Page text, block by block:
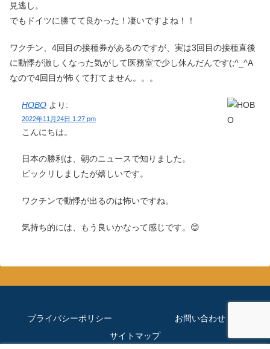
見逃し。
でもドイツに勝てて良かった！凄いですよね！！
ワクチン、4回目の接種券があるのですが、実は3回目の接種直後
に動悸が激しくなった気がして医務室で少し休んだんです(;^_^A
なので4回目が怖くて打てません。。。
HOBO より:
2022年11月24日 1:27 pm
こんにちは。
日本の勝利は、朝のニュースで知りました。
ビックリしましたが嬉しいです。
ワクチンで動悸が出るのは怖いですね。
気持ち的には、もう良いかなって感じです。😊
プライバシーポリシー
お問い合わせ
サイトマップ